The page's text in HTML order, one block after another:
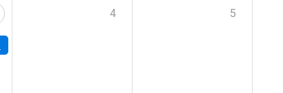
4 5